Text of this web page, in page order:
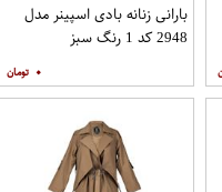
بارانی زنانه بادی اسپینر مدل
2948 کد 1 رنگ سبز
۰